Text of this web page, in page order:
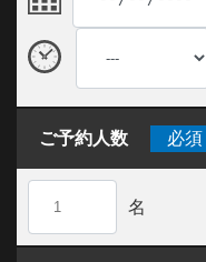
ご予約人数 必須
名